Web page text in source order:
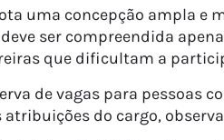
uma concepção ampla
ser compreendida
que dificultam a
de vagas para pessoas
do cargo,